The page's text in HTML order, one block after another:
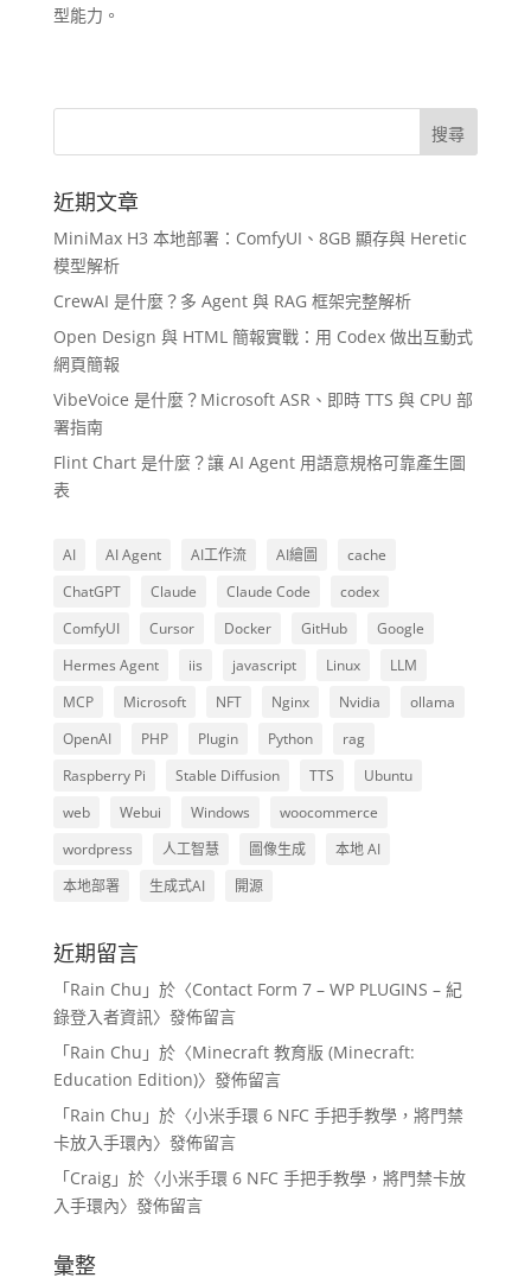
型能力。
近期文章
MiniMax H3 本地部署：ComfyUI、8GB 顯存與 Heretic
模型解析
CrewAI 是什麼？多 Agent 與 RAG 框架完整解析
Open Design 與 HTML 簡報實戰：用 Codex 做出互動式
網頁簡報
VibeVoice 是什麼？Microsoft ASR、即時 TTS 與 CPU 部
署指南
Flint Chart 是什麼？讓 AI Agent 用語意規格可靠產生圖
表
AI AI Agent AI工作流 AI繪圖
cache
ChatGPT
Claude Claude Code
codex
ComfyUI
Cursor Docker GitHub
Google
Hermes Agent
iis javascript Linux
LLM
MCP
Microsoft NFT Nginx Nvidia
ollama
OpenAI
PHP Plugin Python
rag
Raspberry Pi
Stable Diffusion TTS
Ubuntu
web
Webui Windows
woocommerce
wordpress
人工智慧 圖像生成
本地 AI
本地部署
生成式AI 開源
近期留言
「Rain Chu 」於〈Contact Form 7 – WP PLUGINS – 紀
錄登入者資訊〉發佈留言
「Rain Chu 」於〈Minecraft 教育版 (Minecraft:
Education Edition)〉發佈留言
「Rain Chu 」於〈小米手環 6 NFC 手把手教學，將門禁
卡放入手環內〉發佈留言
「Craig」於〈小米手環 6 NFC 手把手教學，將門禁卡放
入手環內〉發佈留言
彙整